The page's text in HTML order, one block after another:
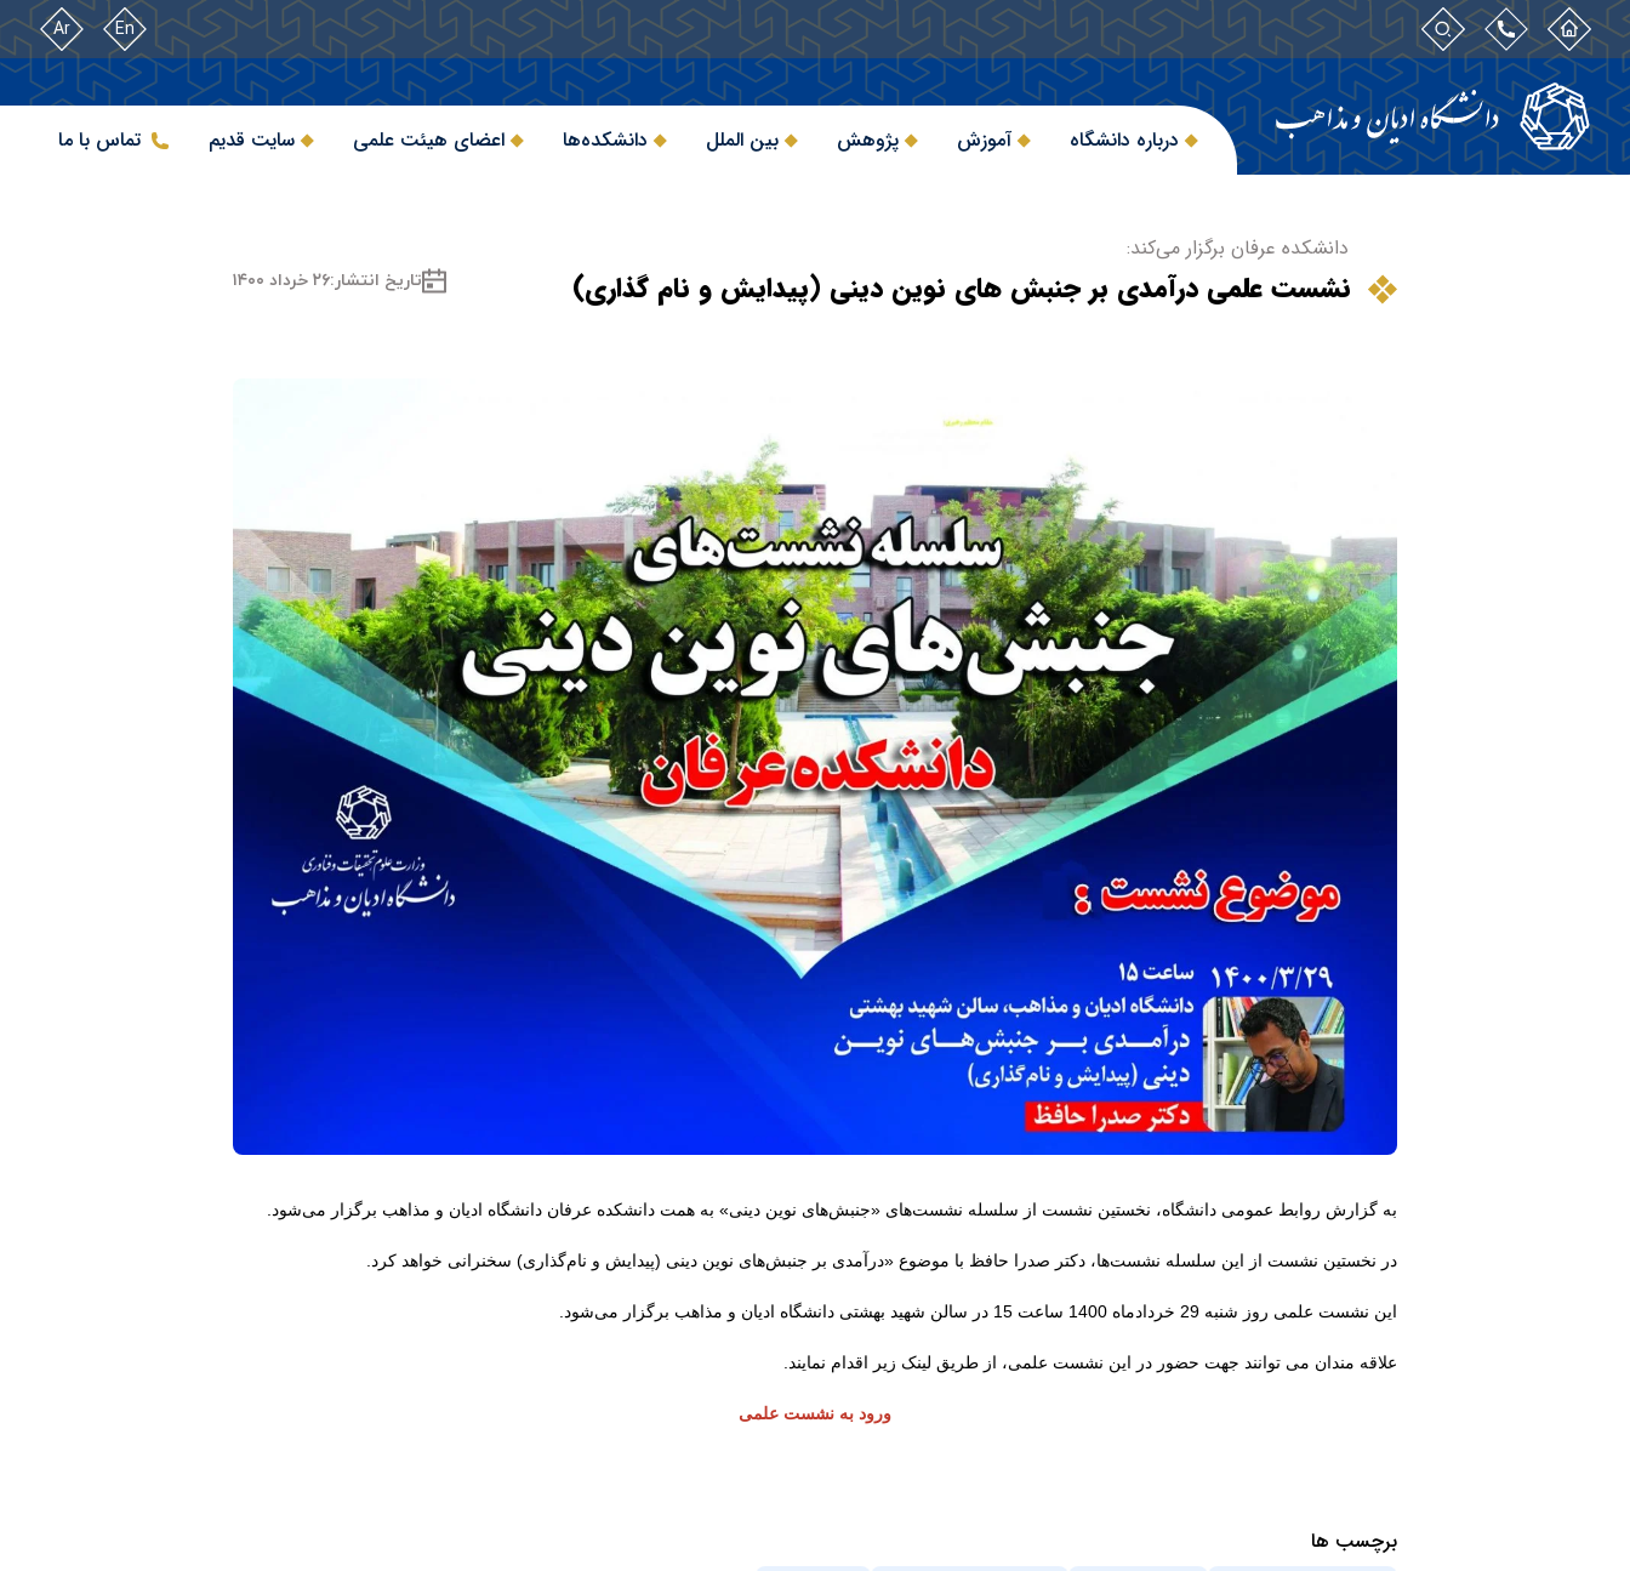
En
Ar
درباره دانشگاه آموزش پژوهش بین الملل دانشکده‌ها اعضای هیئت علمی سایت قدیم تماس با ما
دانشکده عرفان برگزار می‌کند:
نشست علمی درآمدی بر جنبش های نوین دینی (پیدایش و نام گذاری) تاریخ انتشار:۲۶ خرداد ۱۴۰۰
به گزارش روابط عمومی دانشگاه، نخستین نشست از سلسله نشست‌های «جنبش‌های نوین دینی» به همت دانشکده عرفان دانشگاه ادیان و مذاهب برگزار می‌شود.
در نخستین نشست از این سلسله نشست‌ها، دکتر صدرا حافظ با موضوع «درآمدی بر جنبش‌های نوین دینی (پیدایش و نام‌گذاری) سخنرانی خواهد کرد.
این نشست علمی روز شنبه 29 خردادماه 1400 ساعت 15 در سالن شهید بهشتی دانشگاه ادیان و مذاهب برگزار می‌شود
علاقه مندان می توانند جهت حضور در این نشست علمی، از طریق لینک زیر اقدام نمایند.
ورود به نشست علمی
برچسب ها